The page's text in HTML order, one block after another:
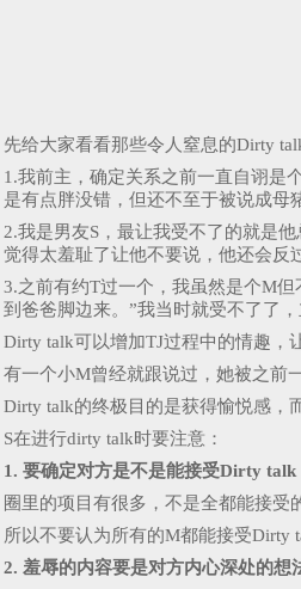
先给大家看看那些令人窒息的Dirty
1.我前主，确定关系之前一直自诩是
是有点胖没错，但还不至于被说成母
2.我是男友S，最让我受不了的就是
觉得太羞耻了让他不要说，他还会反
3.之前有约T过一个，我虽然是个M
到爸爸脚边来。”我当时就受不了了
Dirty talk可以增加TJ过程中的情趣，
有一个小M曾经就跟说过，她被之前
Dirty talk的终极目的是获得愉悦感，
S在进行dirty talk时要注意：
1. 要确定对方是不是能接受Dirty talk
圈里的项目有很多，不是全都能接受
所以不要认为所有的M都能接受Dirty
2. 羞辱的内容要是对方内心深处的想